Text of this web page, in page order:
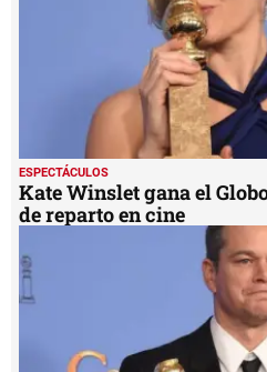
ESPECTÁCULOS
Kate Winslet gana el
de reparto en cine